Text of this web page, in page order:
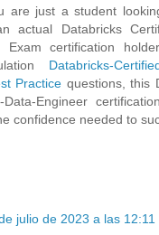
are just a student
actual Databricks
Exam certification
Databricks-
Practice questions, this
Data-Engineer
confidence needed to
julio de 2023 a las 12:11